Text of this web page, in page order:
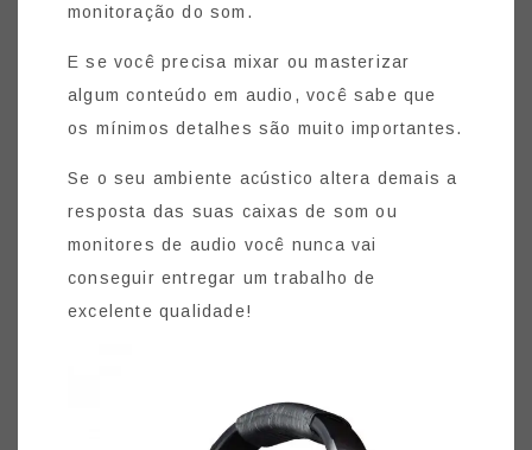
monitoração do som.
E se você precisa mixar ou masterizar
algum conteúdo em audio, você sabe que
os mínimos detalhes são muito importantes.
Se o seu ambiente acústico altera demais a
resposta das suas caixas de som ou
monitores de audio você nunca vai
conseguir entregar um trabalho de
excelente qualidade!